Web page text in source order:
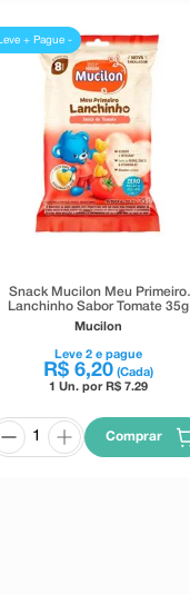
Leve + Pague -
Snack Mucilon Meu Primeiro
Lanchinho Sabor Tomate 35g
Mucilon
Leve 2e pague
R$ 6,20 (Cada)
1 Un. por R$ 7.29
Comprar